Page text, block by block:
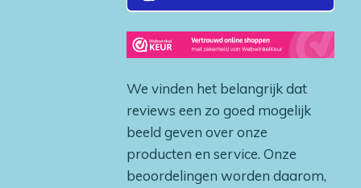
We vinden het belangrijk dat
reviews een zo goed mogelijk
beeld geven over onze
producten en service. Onze
beoordelingen worden daarom,